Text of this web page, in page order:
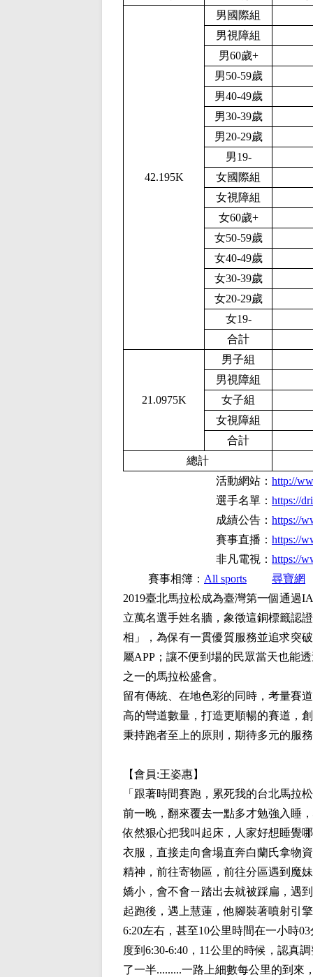
42.195K
男國際組
男視障組
男60歲+
男50-59歲
男40-49歲
男30-39歲
男20-29歲
男19-
女國際組
女視障組
女60歲+
女50-59歲
女40-49歲
女30-39歲
女20-29歲
女19-
合計
21.0975K
男子組
男視障組
女子組
女視障組
合計
總計
活動網站： http://
選手名單： https://
成績公告： https://
賽事直播： https://
非凡電視： https://
賽事相簿： All sports
尋寶網
2019臺北馬拉松成為臺灣第一個通過
立萬名選手姓名牆，象徵這銅標籤認
相」，為保有一貫優質服務並追求突
屬APP；讓不便到場的民眾當天也能
之一的馬拉松盛會。
留有傳統、在地色彩的同時，考量賽
高的彎道數量，打造更順暢的賽道，
秉持跑者至上的原則，期待多元的服
【會員:王姿惠】
「跟著時間賽跑，累死我的台北馬拉
前一晚，翻來覆去一點多才勉強入睡
依然狠心把我叫起床，人家好想睡覺
衣服，直接走向會場直奔白蘭氏拿物
精神，前往寄物區，前往分區遇到魔
嬌小，會不會ㄧ踏出去就被踩扁，遇
起跑後，遇上慧蓮，他腳裝著噴射引
6:20左右，甚至10公里時間在一小時
度到6:30-6:40，11公里的時候，認真
了一半.........一路上細數每公里的到來